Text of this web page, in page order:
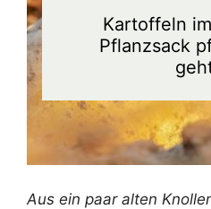
Kartoffeln
Pflanzsack
Aus ein paar alten